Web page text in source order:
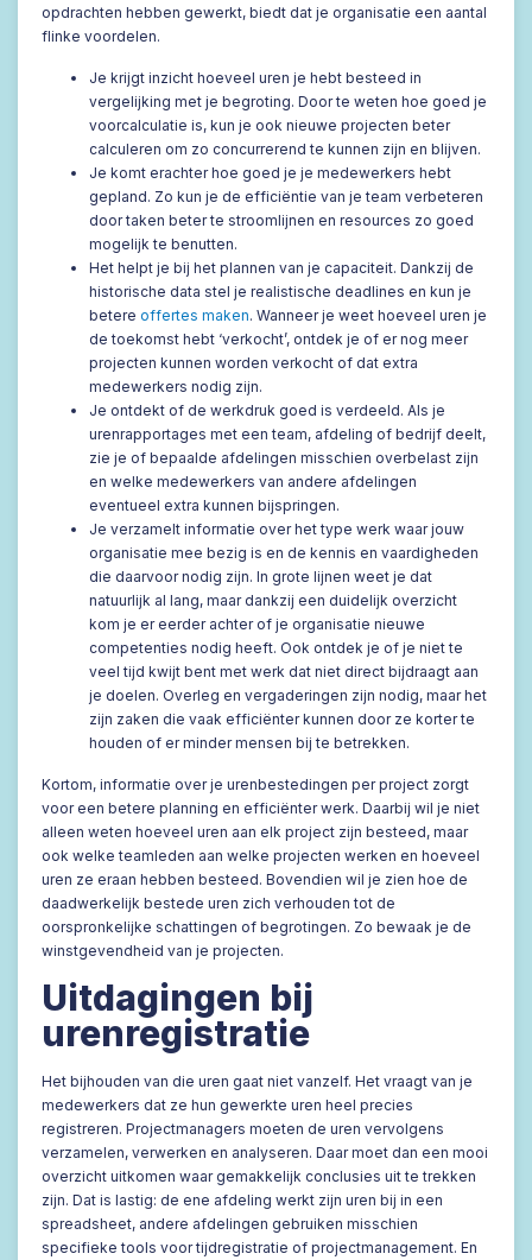
opdrachten hebben gewerkt, biedt dat je organisatie een aantal
flinke voordelen.
Je krijgt inzicht hoeveel uren je hebt besteed in
vergelijking met je begroting. Door te weten hoe goed je
voorcalculatie is, kun je ook nieuwe projecten beter
calculeren om zo concurrerend te kunnen zijn en blijven.
Je komt erachter hoe goed je je medewerkers hebt
gepland. Zo kun je de efficiëntie van je team verbeteren
door taken beter te stroomlijnen en resources zo goed
mogelijk te benutten.
Het helpt je bij het plannen van je capaciteit. Dankzij de
historische data stel je realistische deadlines en kun je
betere offertes maken. Wanneer je weet hoeveel uren je
de toekomst hebt ‘verkocht’, ontdek je of er nog meer
projecten kunnen worden verkocht of dat extra
medewerkers nodig zijn.
Je ontdekt of de werkdruk goed is verdeeld. Als je
urenrapportages met een team, afdeling of bedrijf deelt,
zie je of bepaalde afdelingen misschien overbelast zijn
en welke medewerkers van andere afdelingen
eventueel extra kunnen bijspringen.
Je verzamelt informatie over het type werk waar jouw
organisatie mee bezig is en de kennis en vaardigheden
die daarvoor nodig zijn. In grote lijnen weet je dat
natuurlijk al lang, maar dankzij een duidelijk overzicht
kom je er eerder achter of je organisatie nieuwe
competenties nodig heeft. Ook ontdek je of je niet te
veel tijd kwijt bent met werk dat niet direct bijdraagt aan
je doelen. Overleg en vergaderingen zijn nodig, maar het
zijn zaken die vaak efficiënter kunnen door ze korter te
houden of er minder mensen bij te betrekken.
Kortom, informatie over je urenbestedingen per project zorgt
voor een betere planning en efficiënter werk. Daarbij wil je niet
alleen weten hoeveel uren aan elk project zijn besteed, maar
ook welke teamleden aan welke projecten werken en hoeveel
uren ze eraan hebben besteed. Bovendien wil je zien hoe de
daadwerkelijk bestede uren zich verhouden tot de
oorspronkelijke schattingen of begrotingen. Zo bewaak je de
winstgevendheid van je projecten.
Uitdagingen bij
urenregistratie
Het bijhouden van die uren gaat niet vanzelf. Het vraagt van je
medewerkers dat ze hun gewerkte uren heel precies
registreren. Projectmanagers moeten de uren vervolgens
verzamelen, verwerken en analyseren. Daar moet dan een mooi
overzicht uitkomen waar gemakkelijk conclusies uit te trekken
zijn. Dat is lastig: de ene afdeling werkt zijn uren bij in een
spreadsheet, andere afdelingen gebruiken misschien
specifieke tools voor tijdregistratie of projectmanagement. En